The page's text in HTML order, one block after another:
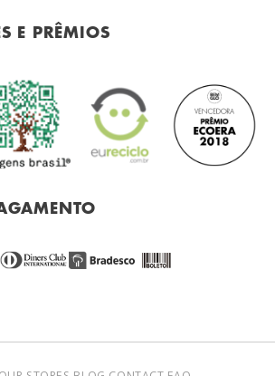
E PRÊMIOS